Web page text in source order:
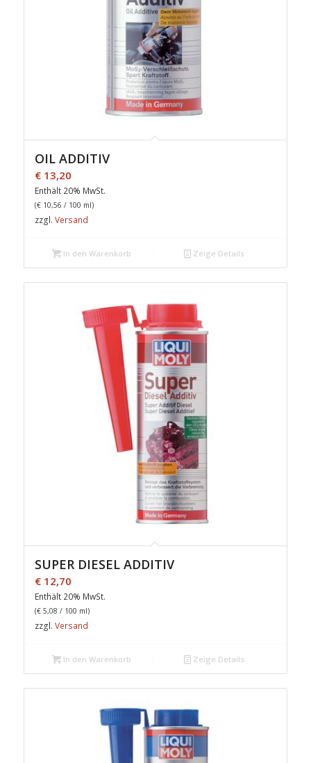
OIL ADDITIV
€13,20
Enthält 20% MwSt.
(€10,56 / 100 ml)
zzgl. Versand
In den Warenkorb Zeige Details
SUPER DIESEL ADDITIV
€12,70
Enthält 20% MwSt.
(€5,08 / 100 ml)
zzgl. Versand
In den Warenkorb Zeige Details